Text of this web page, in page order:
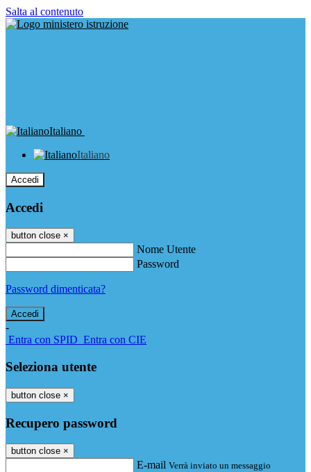
Salta al contenuto
Italiano
Italiano
Accedi
Accedi
button close ×
Nome Utente
Password
Password dimenticata?
-
Entra con SPID Entra con CIE
Seleziona utente
button close ×
Recupero password
button close ×
E-mail Verrà inviato un messaggio